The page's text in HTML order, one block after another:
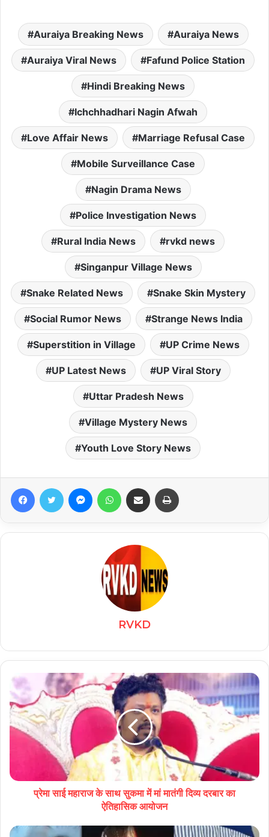
Auraiya Breaking News Auraiya News
Auraiya Viral News Fafund Police Station
Hindi Breaking News
Ichchhadhari Nagin Afwah
Love Affair News Marriage Refusal Case
Mobile Surveillance Case
Nagin Drama News
Police Investigation News
Rural India News rvkd news
Singanpur Village News
Snake Related News Snake Skin Mystery
Social Rumor News Strange News India
Superstition in Village UP Crime News
UP Latest News UP Viral Story
Uttar Pradesh News
Village Mystery News
Youth Love Story News
FacebookTwitter MessengerWhatsAppShare via Email
RVKD
प्रेमा साई महाराज के साथ सुकमा में मां मातंगी दिव्य दरबार का
ऐतिहासिक आयोजन